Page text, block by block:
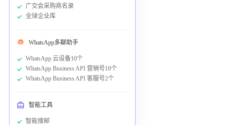
广交会采购商名录
全球企业库
WhatsApp多聊助手
WhatsApp 云设备10个
WhatsApp Business API 营销号10个
WhatsApp Business API 客服号2个
智能工具
智能搜邮